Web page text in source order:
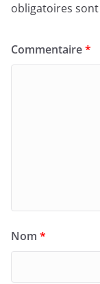
obligatoires
Commentaire*
Nom *